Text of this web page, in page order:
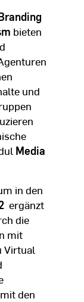
bieten
und
Media
in den
ergänzt
die
mit
Virtual
den